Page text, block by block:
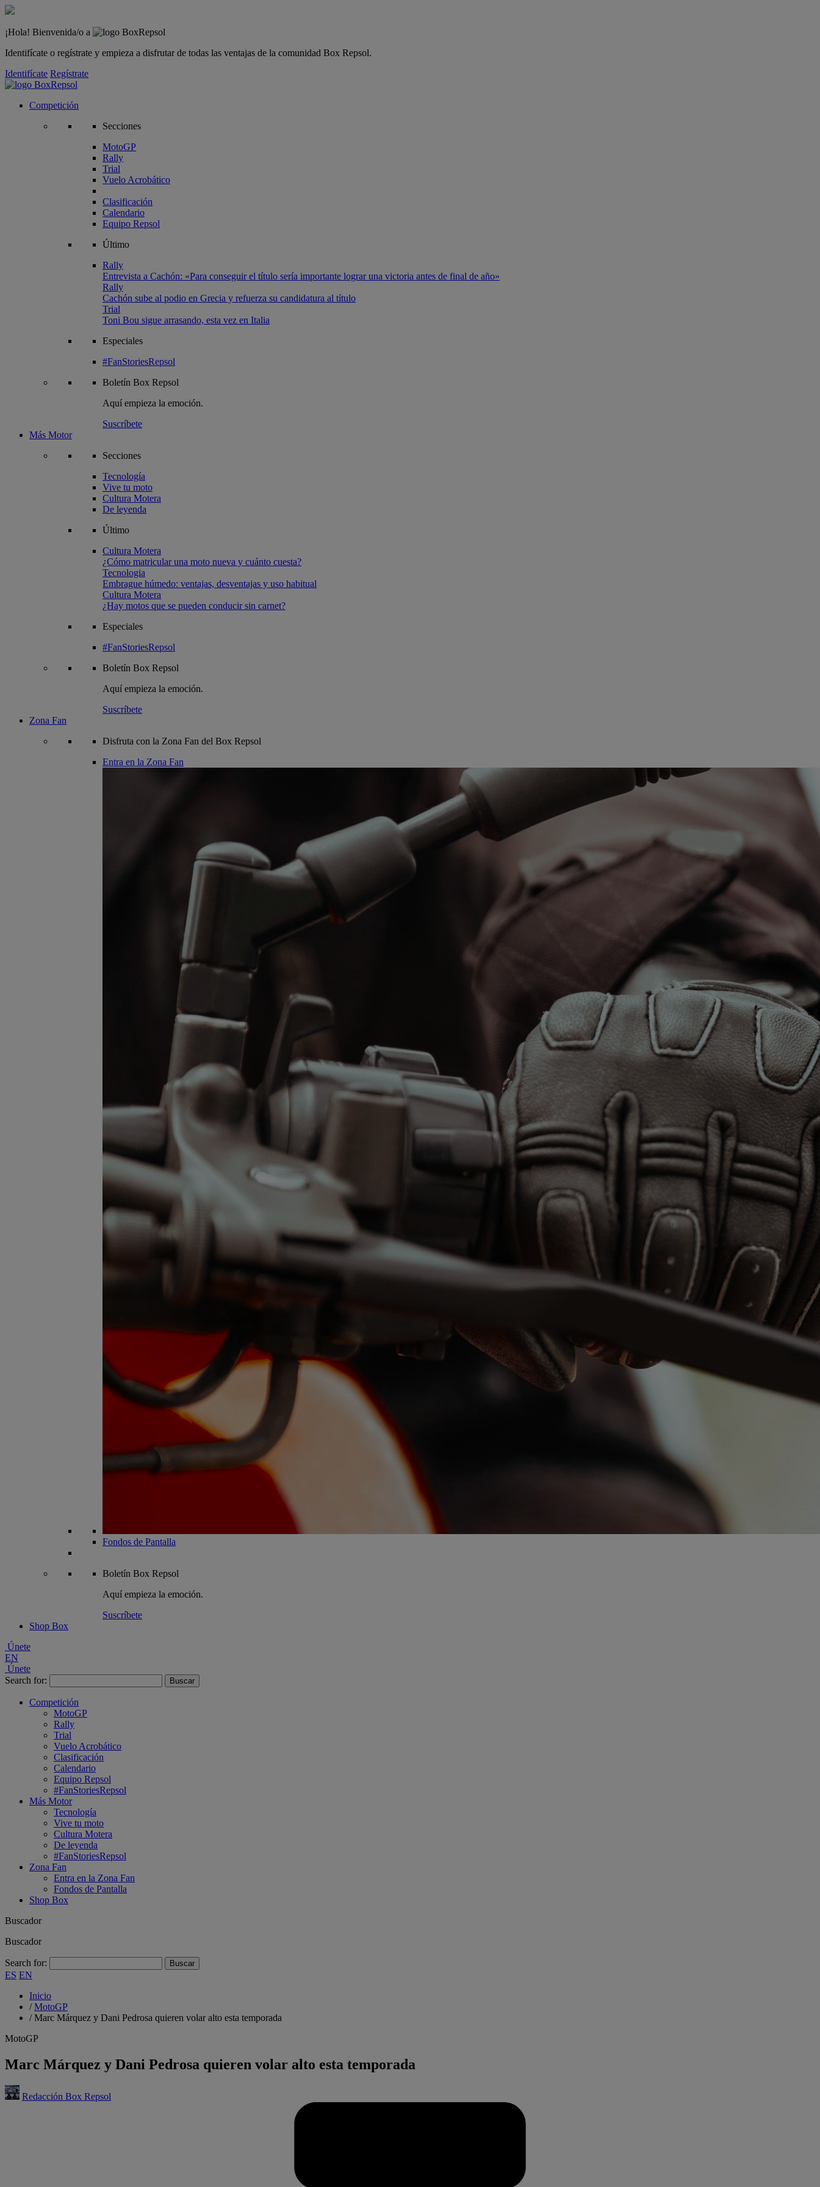
¡Hola! Bienvenida/o a
Identifícate o regístrate y empieza a disfrutar de todas las ventajas de la comunidad Box Repsol.
Identifícate Regístrate
Competición
Secciones
MotoGP
Rally
Trial
Vuelo Acrobático
Clasificación
Calendario
Equipo Repsol
Último
Rally
Entrevista a Cachón: «Para conseguir el título sería importante lograr una victoria antes de final de año»
Rally
Cachón sube al podio en Grecia y refuerza su candidatura al título
Trial
Toni Bou sigue arrasando, esta vez en Italia
Especiales
#FanStoriesRepsol
Boletín Box Repsol
Aquí empieza la emoción.
Suscríbete
Más Motor
Secciones
Tecnología
Vive tu moto
Cultura Motera
De leyenda
Último
Cultura Motera
¿Cómo matricular una moto nueva y cuánto cuesta?
Tecnologia
Embrague húmedo: ventajas, desventajas y uso habitual
Cultura Motera
¿Hay motos que se pueden conducir sin carnet?
Especiales
#FanStoriesRepsol
Boletín Box Repsol
Aquí empieza la emoción.
Suscríbete
Zona Fan
Disfruta con la Zona Fan del Box Repsol
Entra en la Zona Fan
Fondos de Pantalla
Boletín Box Repsol
Aquí empieza la emoción.
Suscríbete
Shop Box
Únete
EN
Únete
Search for:
Competición
MotoGP
Rally
Trial
Vuelo Acrobático
Clasificación
Calendario
Equipo Repsol
#FanStoriesRepsol
Más Motor
Tecnología
Vive tu moto
Cultura Motera
De leyenda
#FanStoriesRepsol
Zona Fan
Entra en la Zona Fan
Fondos de Pantalla
Shop Box
Buscador
Buscador
Search for:
ES EN
Inicio
/MotoGP
/Marc Márquez y Dani Pedrosa quieren volar alto esta temporada
MotoGP
Marc Márquez y Dani Pedrosa quieren volar alto esta temporada
Redacción Box Repsol